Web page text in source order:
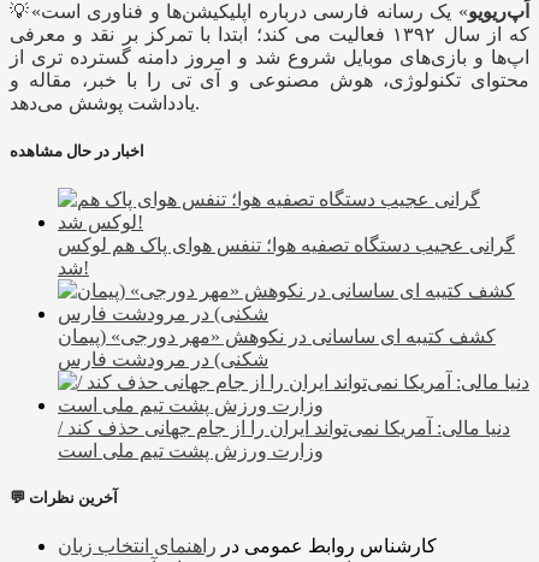
💡« اَپ‌ریویو» یک رسانه فارسی درباره اپلیکیشن‌ها و فناوری است
که از سال ۱۳۹۲ فعالیت می کند؛ ابتدا با تمرکز بر نقد و معرفی
اپ‌ها و بازی‌های موبایل شروع شد و امروز دامنه گسترده تری از
محتوای تکنولوژی، هوش مصنوعی و آی تی را با خبر، مقاله و
یادداشت پوشش می‌دهد.
اخبار در حال مشاهده
گرانی عجیب دستگاه تصفیه هوا؛ تنفس هوای پاک هم لوکس
شد!
کشف کتیبه ای ساسانی در نکوهش «مهر دورجی» (پیمان
شکنی) در مرودشت فارس
دنیا مالی: آمریکا نمی‌تواند ایران را از جام جهانی حذف کند /
وزارت ورزش پشت تیم ملی است
💬 آخرین نظرات
کارشناس روابط عمومی در راهنمای انتخاب زبان